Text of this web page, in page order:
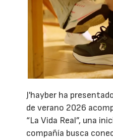
J'hayber ha
de verano 2026
“La Vida Real”, una
compañía busca